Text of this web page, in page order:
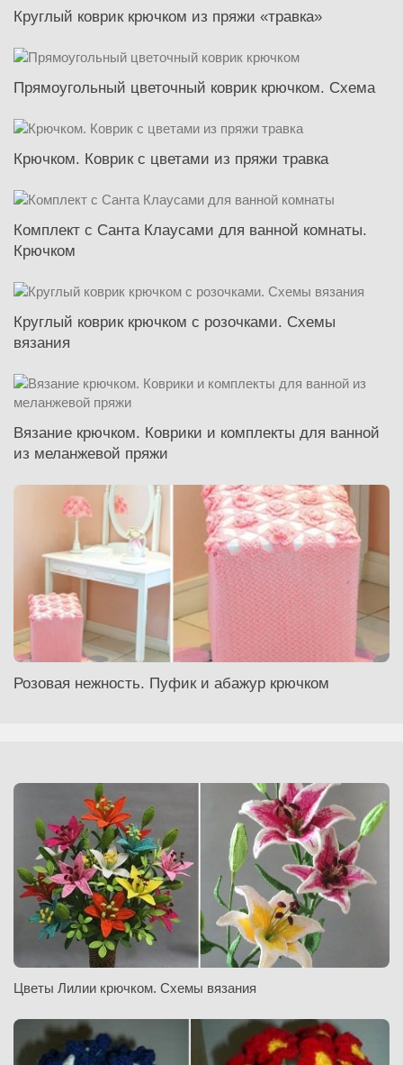
Круглый коврик крючком из пряжи «травка»
Прямоугольный цветочный коврик крючком. Схема
Крючком. Коврик с цветами из пряжи травка
Комплект с Санта Клаусами для ванной комнаты.
Крючком
Круглый коврик крючком с розочками. Схемы
вязания
Вязание крючком. Коврики и комплекты для ванной
из меланжевой пряжи
Розовая нежность. Пуфик и абажур крючком
Цветы Лилии крючком. Схемы вязания